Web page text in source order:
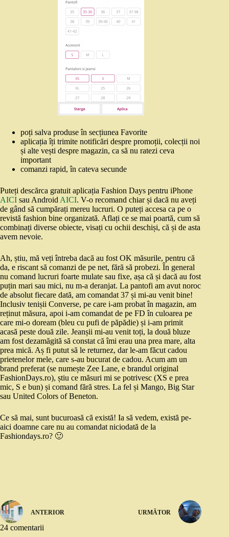
poți salva produse în secțiunea Favorite
aplicația îți trimite notificări despre promoții, colecții noi
și alte vești despre magazin, ca să nu ratezi ceva
important
comanzi rapid, în cateva secunde
Puteți descărca gratuit aplicația Fashion Days pentru iPhone
AICI sau AndroidAICI. V-o recomand chiar și dacă nu aveți
de gând să cumpărați mereu lucruri. O puteți accesa ca pe o
revistă fashion bine organizată. Aflați ce se mai poartă, cum să
combinați diverse obiecte, visați cu ochii deschiși, că și de asta
avem nevoie.
Ah, știu, mă veți întreba dacă au fost OK măsurile, pentru că
da, e riscant să comanzi de pe net, fără să probezi. În general
nu comand lucruri foarte mulate sau fixe, așa că și dacă au fost
puțin mari sau mici, nu m-a deranjat. La pantofi am avut noroc
de absolut fiecare dată, am comandat 37 și mi-au venit bine!
Inclusiv tenișii Converse, pe care i-am probat în magazin, am
reținut măsura, apoi i-am comandat de pe FD în culoarea pe
care mi-o doream (bleu cu pufi de păpădie) și i-am primit
acasă peste două zile. Jeanșii mi-au venit toți, la două bluze
am fost dezamăgită să constat că îmi erau una prea mare, alta
prea mică. Aș fi putut să le returnez, dar le-am făcut cadou
prietenelor mele, care s-au bucurat de cadou. Acum am un
brand preferat (se numește Zee Lane, e brandul original
FashionDays.ro), știu ce măsuri mi se potrivesc (XS e prea
mic, S e bun) și comand fără stres. La fel și Mango, Big Star
sau United Colors of Beneton.
Ce să mai, sunt bucuroasă că există! Ia să vedem, există pe-
aici doamne care nu au comandat niciodată de la
Fashiondays.ro? 🙂
ANTERIOR URMĂTOR
24 comentarii